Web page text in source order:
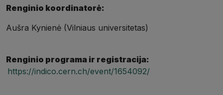
Renginio koordinatorė:
Aušra Kynienė (Vilniaus universitetas)
Renginio programa ir registracija:
https://indico.cern.ch/event/1654092/